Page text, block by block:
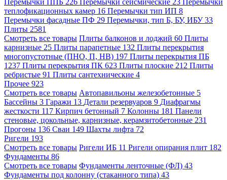
Перемычки ППБ 226 Перемычки сейсмические 23 Перемычки
теплофикационных камер 16 Перемычки тип ИП 8
Перемычки фасадные ПФ 29 Перемычки, тип Б, БУ, ИБУ 33
Плиты 2581
Смотреть все товары Плиты балконов и лоджий 60 Плиты
карнизные 25 Плиты парапетные 132 Плиты перекрытия
многопустотные (ПНО, П, НВ) 197 Плиты перекрытия ПБ
1237 Плиты перекрытия ПК 623 Плиты плоские 212 Плиты
ребристые 91 Плиты сантехнические 4
Прочее 923
Смотреть все товары Автопавильоны железобетонные 5
Бассейны 3 Гаражи 13 Детали резервуаров 9 Диафрагмы
жесткости 117 Кирпич бетонный 7 Колонны 181 Панели
стеновые, цокольные, карнизные, керамзитобетонные 231
Прогоны 136 Сваи 149 Шахты лифта 72
Ригели 193
Смотреть все товары Ригели ИБ 11 Ригели опирания плит 182
Фундаменты 86
Смотреть все товары Фундаменты ленточные (ФЛ) 43
Фундаменты под колонну (стаканного типа) 43